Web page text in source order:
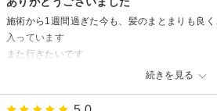
noll 向井
続きを見る
施術から1週間過ぎた今も、髪のまとまりも良
入っています
また行きたいです
nollからの返信